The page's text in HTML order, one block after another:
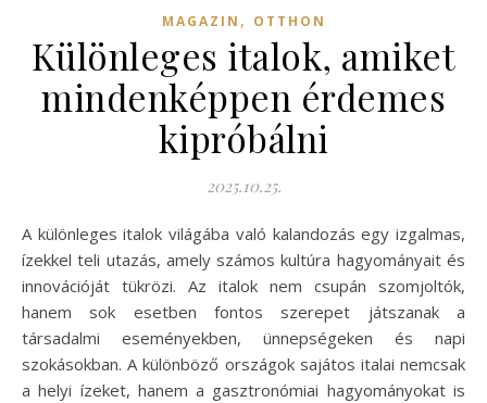
MAGAZIN , OTTHON
Különleges italok, amiket
mindenképpen érdemes
kipróbálni
2025.10.25.
A különleges italok világába való kalandozás egy izgalmas,
ízekkel teli utazás, amely számos kultúra hagyományait és
innovációját tükrözi. Az italok nem csupán szomjoltók,
hanem sok esetben fontos szerepet játszanak a
társadalmi eseményekben, ünnepségeken és napi
szokásokban. A különböző országok sajátos italai nemcsak
a helyi ízeket, hanem a gasztronómiai hagyományokat is